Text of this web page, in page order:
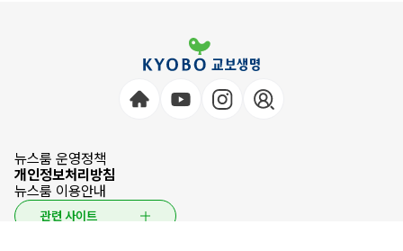
뉴스룸 운영정책
개인정보처리방침
뉴스룸 이용안내
관련 사이트